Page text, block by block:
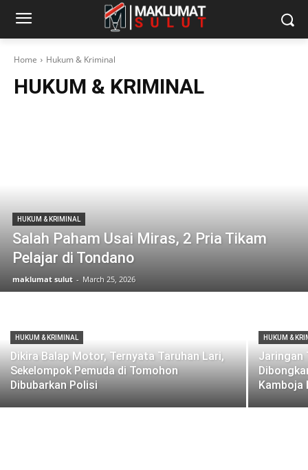
Home Hukum & Kriminal
HUKUM & KRIMINAL
HUKUM & KRIMINAL
Salah Paham Usai Miras, 2 Pria Tikam
Pelajar di Tondano
maklumat sulut - March 25, 2026
HUKUM & KRIMINAL
Dikira Balap Motor, Ternyata Taruhan Lari,
Sekelompok Pemuda di Tomohon
Dibubarkan Polisi
HUKUM &
Jaringan
Kamboja